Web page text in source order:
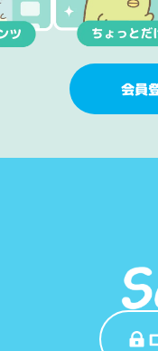
会員